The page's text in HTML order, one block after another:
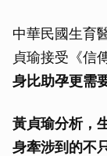
中華民國生育
貞瑜接受《信
身比助孕更需
黃貞瑜分析，
身牽涉到的不